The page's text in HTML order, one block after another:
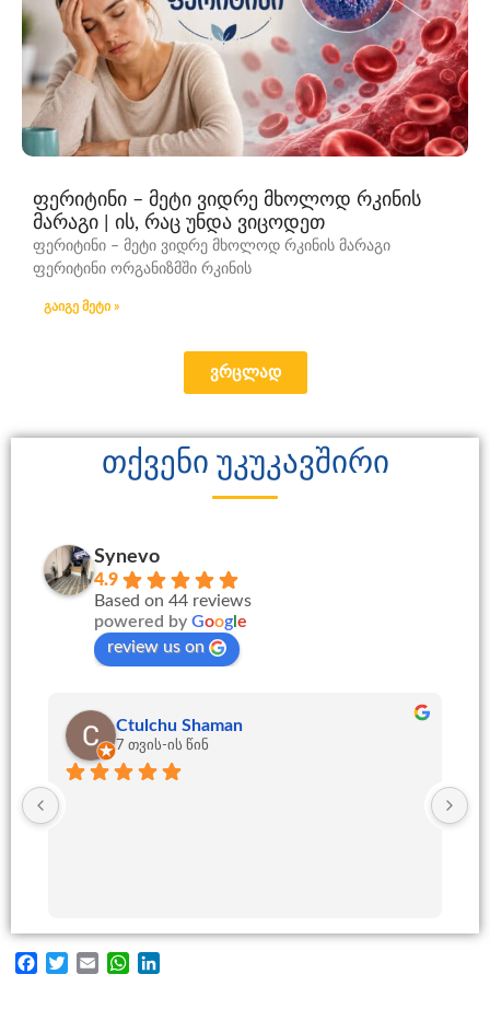
ფერიტინი – მეტი ვიდრე მხოლოდ რკინის
მარაგი | ის, რაც უნდა ვიცოდეთ
ფერიტინი – მეტი ვიდრე მხოლოდ რკინის მარაგი
ფერიტინი ორგანიზმში რკინის
გაიგე მეტი »
ვრცლად
თქვენი უკუკავშირი
Synevo
4.9
Based on 44 reviews
powered by Goog e
review us on
Ctulchu Shaman
7 თვის-ის წინ
Facebook
Twitter
Email WhatsApp